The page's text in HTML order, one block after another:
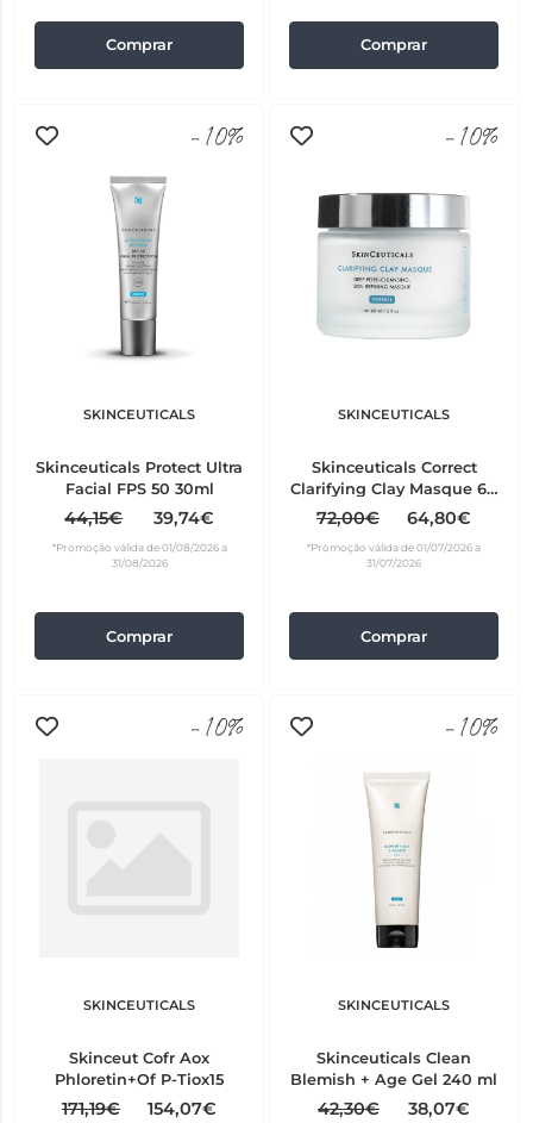
Comprar Comprar
-10%
SKINCEUTICALS
Skinceuticals Protect Ultra
Facial FPS 50 30ml
44,15€ 39,74€
*Promoção válida de 01/08/2026 a
31/08/2026
Comprar
-10%
SKINCEUTICALS
Skinceuticals Correct
Clarifying Clay Masque 60
72,00€ 64,80€
*Promoção válida de 01/07/2026 a
31/07/2026
Comprar
-10%
SKINCEUTICALS
Skinceut Cofr Aox
Phloretin+Of P-Tiox15
171,19€ 154,07€
-10%
SKINCEUTICALS
Skinceuticals Clean
Blemish + Age Gel 240 ml
42,30€ 38,07€